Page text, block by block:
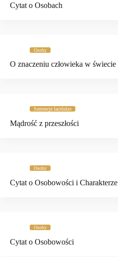
Cytat o Osobach
Osoby
O znaczeniu człowieka w świecie
Sentencje łacińskie
Mądrość z przeszłości
Osoby
Cytat o Osobowości i Charakterze
Osoby
Cytat o Osobowości